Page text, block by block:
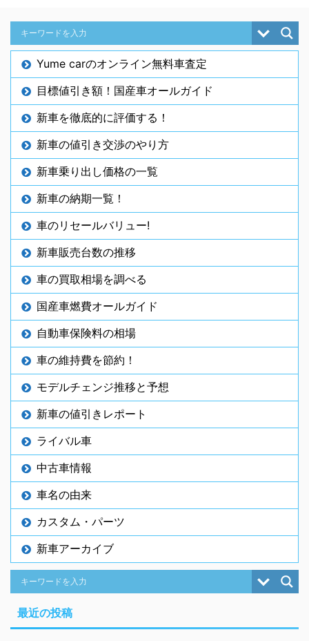
Yume carのオンライン無料車査定
目標値引き額！国産車オールガイド
新車を徹底的に評価する！
新車の値引き交渉のやり方
新車乗り出し価格の一覧
新車の納期一覧！
車のリセールバリュー!
新車販売台数の推移
車の買取相場を調べる
国産車燃費オールガイド
自動車保険料の相場
車の維持費を節約！
モデルチェンジ推移と予想
新車の値引きレポート
ライバル車
中古車情報
車名の由来
カスタム・パーツ
新車アーカイブ
最近の投稿